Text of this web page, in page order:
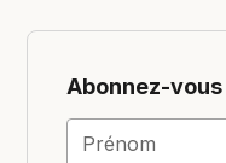
Abonnez-